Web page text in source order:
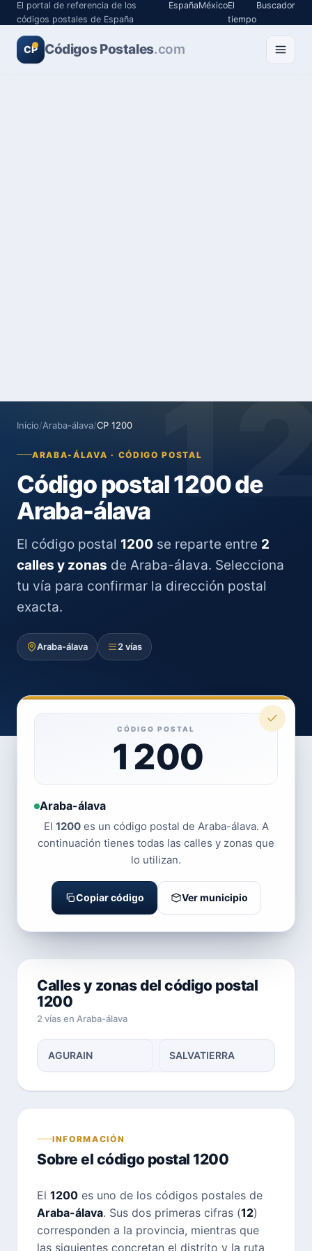
El portal de referencia de los
códigos postales de España
EspañaMéxicoEl
tiempo
Buscador
CP Códigos Postales.com
Inicio/Araba-álava/CP 1200
ARABA-ÁLAVA · CÓDIGO POSTAL
Código postal 1200 de
Araba-álava
El código postal 1200 se reparte entre 2
calles y zonas de Araba-álava. Selecciona
tu vía para confirmar la dirección postal
exacta.
Araba-álava 2 vías
CÓDIGO POSTAL
1200
Araba-álava
El 1200es un código postal de Araba-álava. A
continuación tienes todas las calles y zonas que
lo utilizan.
Copiar código Ver municipio
Calles y zonas del código postal
1200
2 vías en Araba-álava
AGURAIN SALVATIERRA
INFORMACIÓN
Sobre el código postal 1200
El 1200 es uno de los códigos postales de
Araba-álava. Sus dos primeras cifras (12)
corresponden a la provincia, mientras que
las siguientes concretan el distrito y la ruta